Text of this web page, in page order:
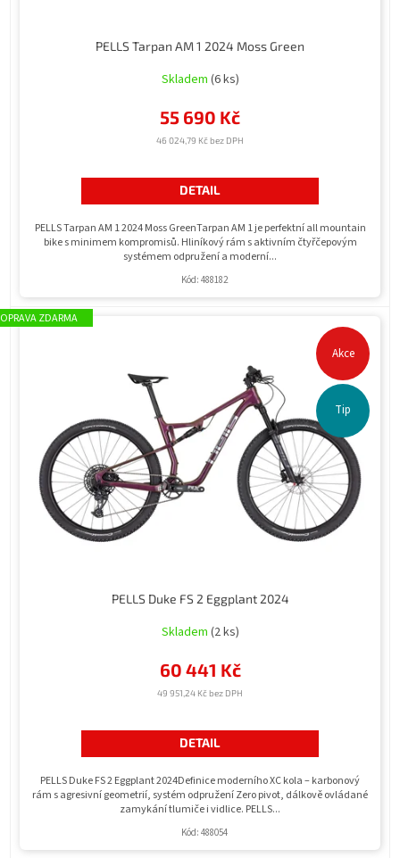
PELLS Tarpan AM 1 2024 Moss Green
Skladem (6 ks)
46 024,79 Kč bez DPH
55 690 Kč
DETAIL
PELLS Tarpan AM 1 2024 Moss GreenTarpan AM 1 je perfektní all mountain
bike s minimem kompromisů. Hliníkový rám s aktivním čtyřčepovým
systémem odpružení a moderní...
Kód: 488182
Akce
Tip
ZDARMA
PELLS Duke FS 2 Eggplant 2024
Skladem (2 ks)
49 951,24 Kč bez DPH
60 441 Kč
DETAIL
PELLS Duke FS 2 Eggplant 2024Definice moderního XC kola – karbonový
rám s agresivní geometrií, systém odpružení Zero pivot, dálkově ovládané
zamykání tlumiče i vidlice. PELLS...
Kód: 488054